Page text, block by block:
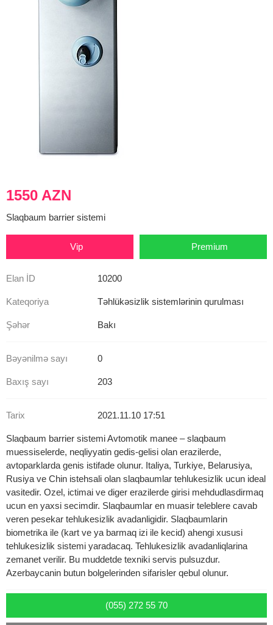
1550 AZN
Slaqbaum barrier sistemi
Vip Premium
Elan İD 10200
Kateqoriya Təhlükəsizlik sistemlərinin qurulması
Şəhər Bakı
Bəyənilmə sayı 0
Baxış sayı 203
Tarix 2021.11.10 17:51
Slaqbaum barrier sistemi Avtomotik manee – slaqbaum
muessiselerde, neqliyyatin gedis-gelisi olan erazilerde,
avtoparklarda genis istifade olunur. Italiya, Turkiye, Belarusiya,
Rusiya ve Chin istehsali olan slaqbaumlar tehlukesizlik ucun ideal
vasitedir. Ozel, ictimai ve diger erazilerde girisi mehdudlasdirmaq
ucun en yaxsi secimdir. Slaqbaumlar en muasir teleblere cavab
veren pesekar tehlukesizlik avadanligidir. Slaqbaumlarin
biometrika ile (kart ve ya barmaq izi ile kecid) ahengi xususi
tehlukesizlik sistemi yaradacaq. Tehlukesizlik avadanliqlarina
zemanet verilir. Bu muddetde texniki servis pulsuzdur.
Azerbaycanin butun bolgelerinden sifarisler qebul olunur.
(055) 272 55 70